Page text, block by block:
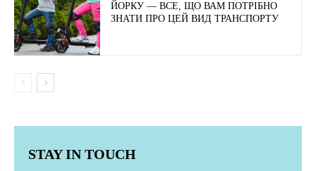
ЙОРКУ — ВСЕ, ЩО ВАМ ПОТРІБНО
ЗНАТИ ПРО ЦЕЙ ВИД ТРАНСПОРТУ
STAY IN TOUCH